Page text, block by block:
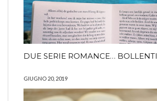
DUE SERIE ROMANCE… BOLLENTI
GIUGNO 20, 2019